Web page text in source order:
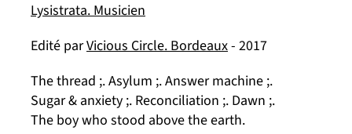
Lysistrata. Musicien
Edité parVicious Circle. Bordeaux- 2017
The thread ;. Asylum ;. Answer machine ;.
Sugar & anxiety ;. Reconciliation ;. Dawn ;.
The boy who stood above the earth.